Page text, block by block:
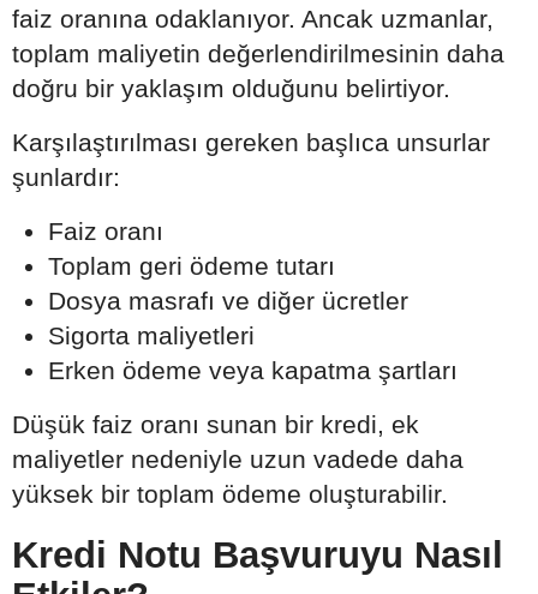
faiz oranına odaklanıyor. Ancak uzmanlar,
toplam maliyetin değerlendirilmesinin daha
doğru bir yaklaşım olduğunu belirtiyor.
Karşılaştırılması gereken başlıca unsurlar
şunlardır:
Faiz oranı
Toplam geri ödeme tutarı
Dosya masrafı ve diğer ücretler
Sigorta maliyetleri
Erken ödeme veya kapatma şartları
Düşük faiz oranı sunan bir kredi, ek
maliyetler nedeniyle uzun vadede daha
yüksek bir toplam ödeme oluşturabilir.
Kredi Notu Başvuruyu Nasıl